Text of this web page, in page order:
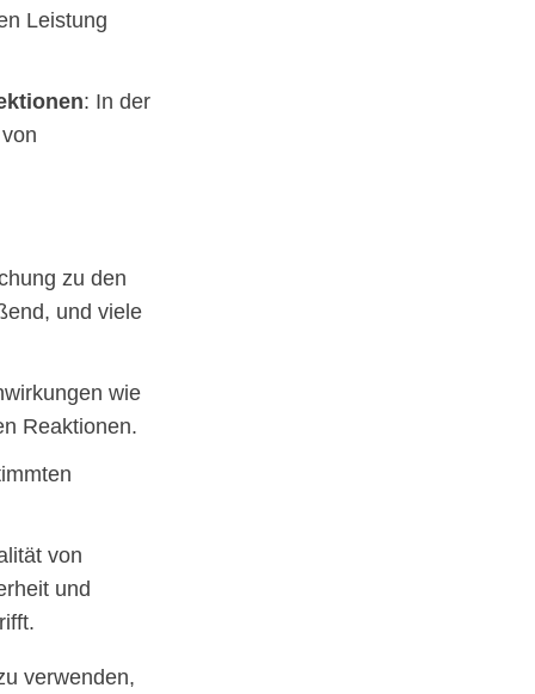
Leistung
: In der
zu den
und viele
wie
Reaktionen.
von
und
verwenden,